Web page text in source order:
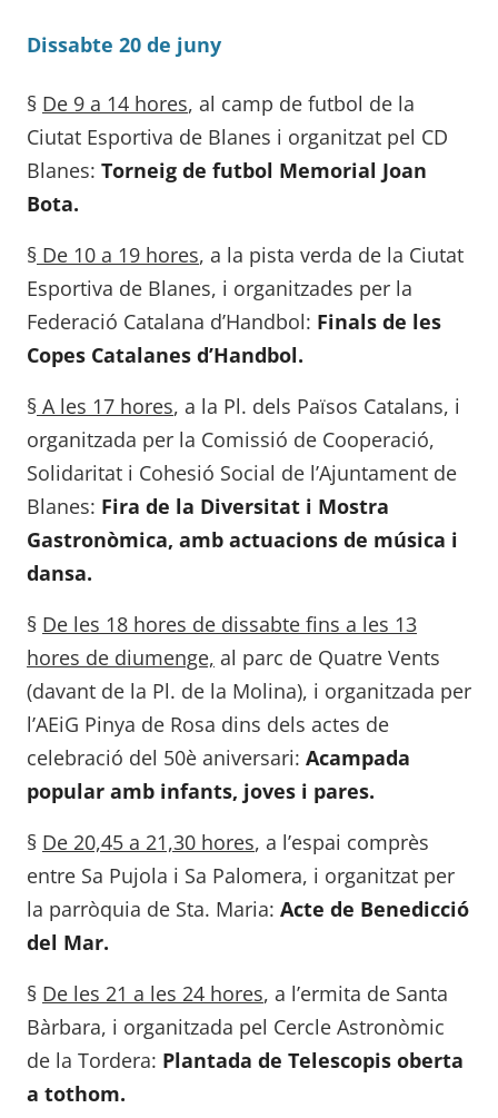
Dissabte 20 de juny
§ De 9 a 14 hores, al camp de futbol de la
Ciutat Esportiva de Blanes i organitzat pel CD
Blanes: Torneig de futbol Memorial Joan
Bota.
§ De 10 a 19 hores, a la pista verda de la Ciutat
Esportiva de Blanes, i organitzades per la
Federació Catalana d’Handbol: Finals de les
Copes Catalanes d’Handbol.
§ A les 17 hores, a la Pl. dels Països Catalans, i
organitzada per la Comissió de Cooperació,
Solidaritat i Cohesió Social de l’Ajuntament de
Blanes: Fira de la Diversitat i Mostra
Gastronòmica, amb actuacions de música i
dansa.
§ De les 18 hores de dissabte fins a les 13
hores de diumenge, al parc de Quatre Vents
(davant de la Pl. de la Molina), i organitzada per
l’AEiG Pinya de Rosa dins dels actes de
celebració del 50è aniversari: Acampada
popular amb infants, joves i pares.
§ De 20,45 a 21,30 hores, a l’espai comprès
entre Sa Pujola i Sa Palomera, i organitzat per
la parròquia de Sta. Maria: Acte de Benedicció
del Mar.
§ De les 21 a les 24 hores, a l’ermita de Santa
Bàrbara, i organitzada pel Cercle Astronòmic
de la Tordera: Plantada de Telescopis oberta
a tothom.